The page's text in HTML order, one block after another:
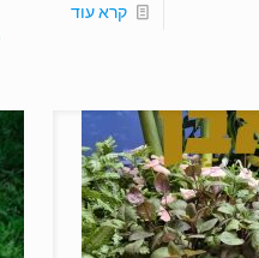
קרא עוד